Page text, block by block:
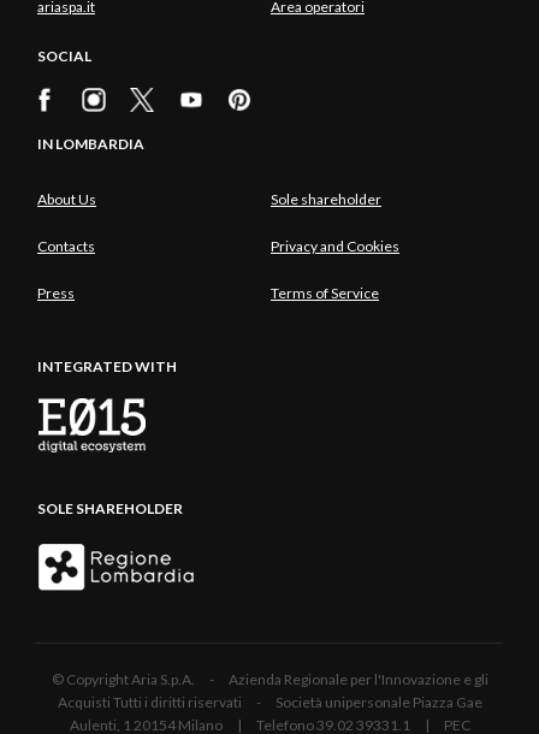
ariaspa.it Area operatori
SOCIAL
IN LOMBARDIA
About Us Sole shareholder
Contacts Privacy and Cookies
Press Terms of Service
INTEGRATED WITH
SOLE SHAREHOLDER
© Copyright Aria S.p.A. - Azienda Regionale per l'Innovazione e gli
Acquisti Tutti i diritti riservati - Società unipersonale Piazza Gae
Aulenti, 1 20154 Milano | Telefono 39.02 39331.1 | PEC